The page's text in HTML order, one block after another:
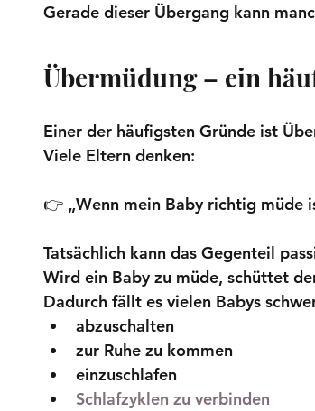
Gerade dieser Übergang kann
Übermüdung – ein
Einer der häufigsten Gründe ist
Viele Eltern denken:
👉 „Wenn mein Baby richtig
Tatsächlich kann das Gegenteil
Wird ein Baby zu müde, schüttet
Dadurch fällt es vielen Babys
abzuschalten
zur Ruhe zu kommen
einzuschlafen
Schlafzyklen zu verbinden